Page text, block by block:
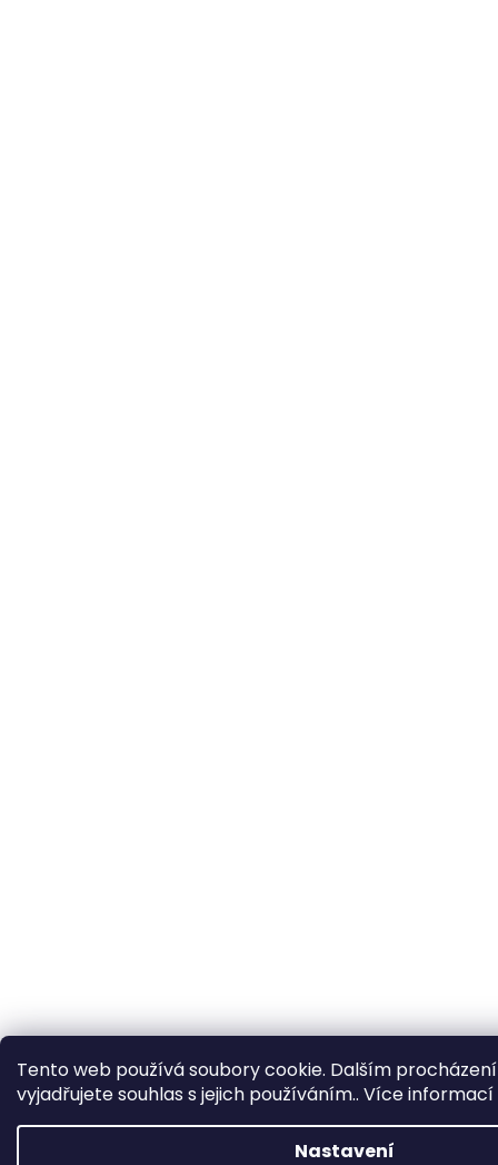
Tento web používá soubory cookie. Dalším
vyjadřujete souhlas s jejich používáním.. Více informací
Nastavení